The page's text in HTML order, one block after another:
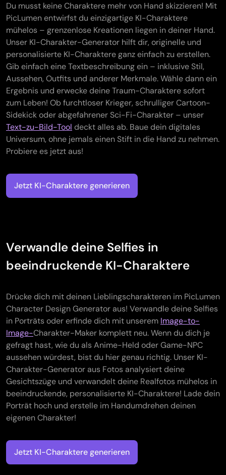
Du musst keine Charaktere mehr von Hand skizzieren! Mit
PicLumen entwirfst du einzigartige KI-Charaktere
mühelos – grenzenlose Kreationen liegen in deiner Hand.
Unser KI-Charakter-Generator hilft dir, originelle und
personalisierte KI-Charaktere ganz einfach zu erstellen.
Gib einfach eine Textbeschreibung ein – inklusive Stil,
Aussehen, Outfits und anderer Merkmale. Wähle dann ein
Ergebnis und erwecke deine Traum-Charaktere sofort
zum Leben! Ob furchtloser Krieger, schrulliger Cartoon-
Sidekick oder abgefahrener Sci-Fi-Charakter – unser
Text-zu-Bild-Tool deckt alles ab. Baue dein digitales
Universum, ohne jemals einen Stift in die Hand zu nehmen.
Probiere es jetzt aus!
Jetzt KI-Charaktere generieren
Verwandle deine Selfies in
beeindruckende KI-Charaktere
Drücke dich mit deinen Lieblingscharakteren im PicLumen
Character Design Generator aus! Verwandle deine Selfies
in Porträts oder erfinde dich mit unserem Image-to-
Image-Charakter-Maker komplett neu. Wenn du dich je
gefragt hast, wie du als Anime-Held oder Game-NPC
aussehen würdest, bist du hier genau richtig. Unser KI-
Charakter-Generator aus Fotos analysiert deine
Gesichtszüge und verwandelt deine Realfotos mühelos in
beeindruckende, personalisierte KI-Charaktere! Lade dein
Porträt hoch und erstelle im Handumdrehen deinen
eigenen Charakter!
Jetzt KI-Charaktere generieren